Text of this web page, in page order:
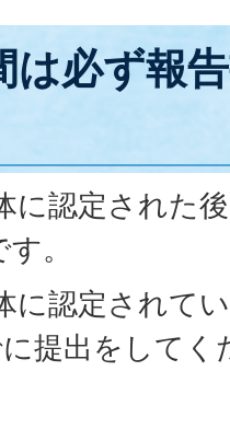
は必ず報
に認定された
。
に認定されて
提出をしてく